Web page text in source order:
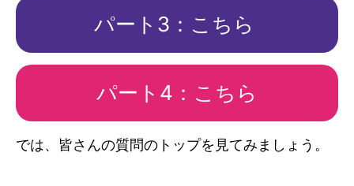
パート3：こちら
パート4：こちら
では、皆さんの質問のトップを見てみましょう。